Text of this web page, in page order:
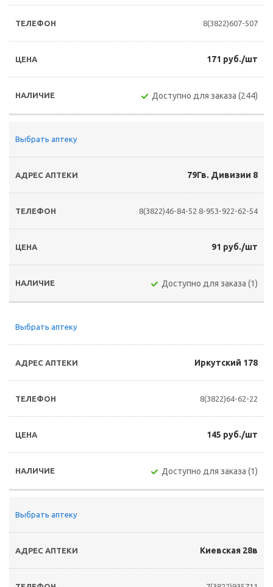
8(3822)607-507
171 руб./шт
Доступно для заказа (244)
Выбрать аптеку
79Гв. Дивизии 8
8(3822)46-84-52 8-953-922-62-54
91 руб./шт
Доступно для заказа (1)
Выбрать аптеку
Иркутский 178
8(3822)64-62-22
145 руб./шт
Доступно для заказа (1)
Выбрать аптеку
Киевская 28в